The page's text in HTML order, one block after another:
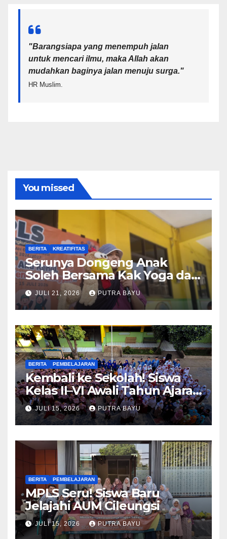
"Barangsiapa yang menempuh jalan
untuk mencari ilmu, maka Allah akan
mudahkan baginya jalan menuju surga."
HR Muslim.
You missed
BERITA KREATIFITAS
Serunya Dongeng Anak
Soleh Bersama Kak Yoga dan
Piko
JULI 21, 2026 PUTRA BAYU
BERITA PEMBELAJARAN
Kembali ke Sekolah! Siswa
Kelas II–VI Awali Tahun Ajaran
Baru
JULI 15, 2026 PUTRA BAYU
BERITA PEMBELAJARAN
MPLS Seru! Siswa Baru
Jelajahi AUM Cileungsi
JULI 15, 2026 PUTRA BAYU